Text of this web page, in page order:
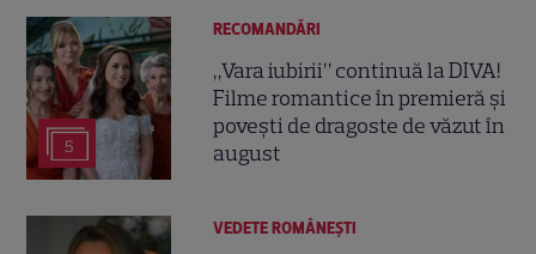
5
RECOMANDĂRI
„Vara iubirii” continuă la DIVA!
Filme romantice în premieră și
povești de dragoste de văzut în
august
VEDETE ROMÂNEŞTI